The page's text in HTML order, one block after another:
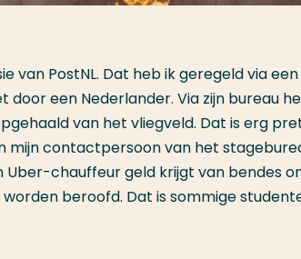
van PostNL. Dat heb ik geregeld via een
een Nederlander. Via zijn bureau
van het vliegveld. Dat is erg
mijn contactpersoon van het
chauffeur geld krijgt van bendes
beroofd. Dat is sommige